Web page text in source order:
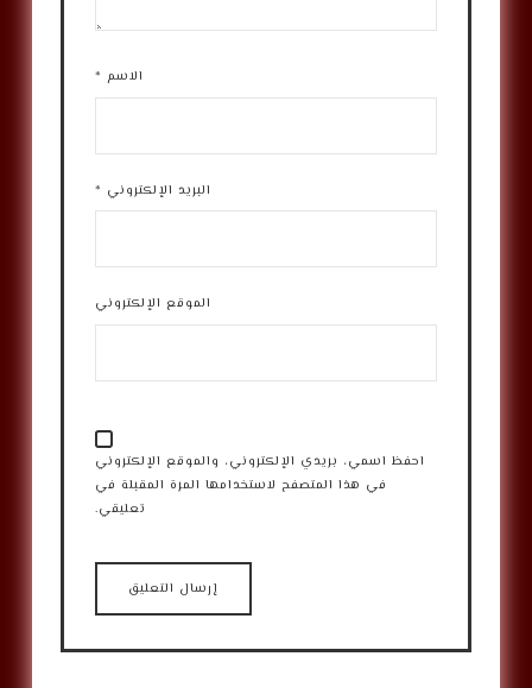
الاسم *
البريد الإلكتروني *
الموقع الإلكتروني
احفظ اسمي، بريدي الإلكتروني، والموقع الإلكتروني
في هذا المتصفح لاستخدامها المرة المقبلة في
تعليقي.